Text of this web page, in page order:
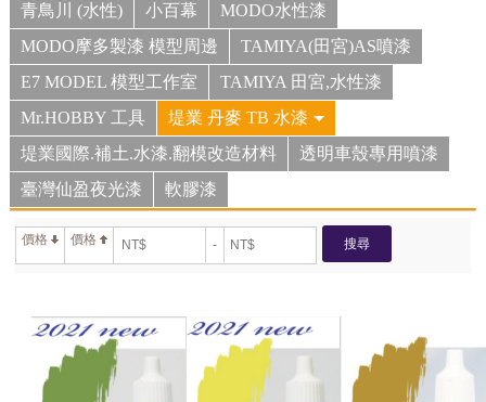
青鳥川 (水性)
小百幕
MODO水性漆
MODO摩多製漆 模型周邊
TAMIYA(田宮)AS噴漆
E7 MODEL 模型工作室
TAMIYA 田宮,水性漆
Mr.HOBBY 工具
堤業 丹麥 TB 水漆
堤業國際.補土.水漆.翻模改造材料
透明車殼專用噴漆
臺灣仙盈夜光漆
軟膠漆
價格 價格 - 搜尋